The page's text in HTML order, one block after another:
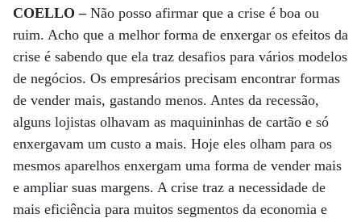
COELLO –Não posso afirmar que a crise é boa ou
ruim. Acho que a melhor forma de enxergar os efeitos da
crise é sabendo que ela traz desafios para vários modelos
de negócios. Os empresários precisam encontrar formas
de vender mais, gastando menos. Antes da recessão,
alguns lojistas olhavam as maquininhas de cartão e só
enxergavam um custo a mais. Hoje eles olham para os
mesmos aparelhos enxergam uma forma de vender mais
e ampliar suas margens. A crise traz a necessidade de
mais eficiência para muitos segmentos da economia e